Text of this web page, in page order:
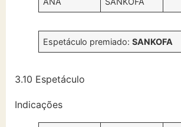
Espetáculo premiado:SANKOFA
3.10 Espetáculo
Indicações